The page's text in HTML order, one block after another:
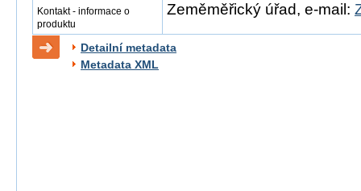
Kontakt - informace o
produktu
Zeměměřický úřad, e-mail:
Detailní metadata
Metadata XML